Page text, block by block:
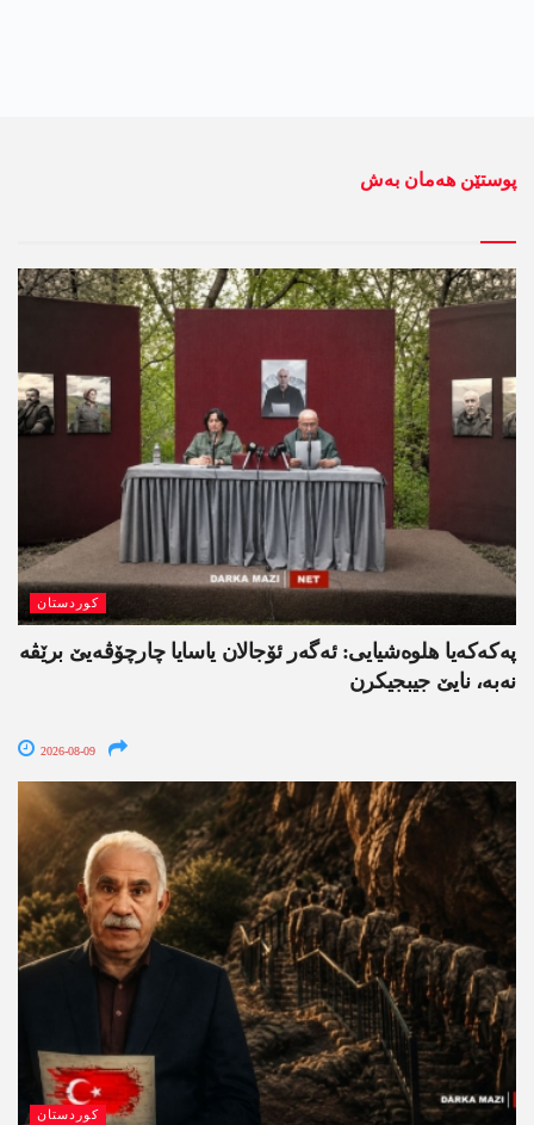
پوستێن ھەمان بەش
کوردستان
په‌كه‌كه‌یا هلوه‌شیایی: ئەگەر ئۆجالان یاسایا چارچۆڤەیێ برێڤە
نه‌به‌، نایێ جیبجیکرن
2026-08-09
کوردستان